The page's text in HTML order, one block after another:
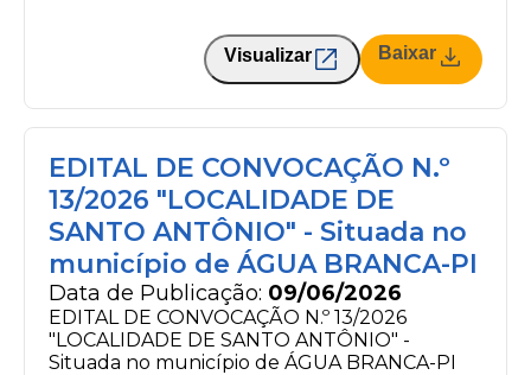
Visualizar Baixar
EDITAL DE CONVOCAÇÃO N.º
13/2026 "LOCALIDADE DE
SANTO ANTÔNIO" - Situada no
município de ÁGUA BRANCA-PI
Data de Publicação: 09/06/2026
EDITAL DE CONVOCAÇÃO N.º 13/2026
"LOCALIDADE DE SANTO ANTÔNIO" -
Situada no município de ÁGUA BRANCA-PI